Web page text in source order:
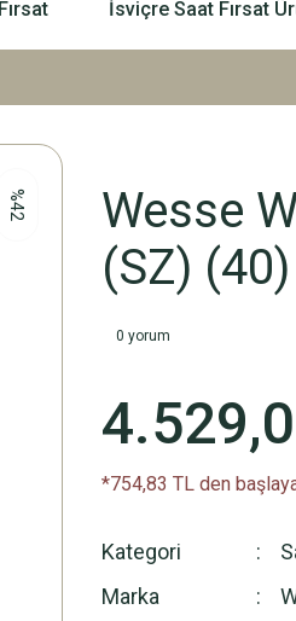
İsviçre Saat Fırsat
%42
Wesse
(SZ) (40)
0 yorum
*754,83 TL den
Kategori
Marka